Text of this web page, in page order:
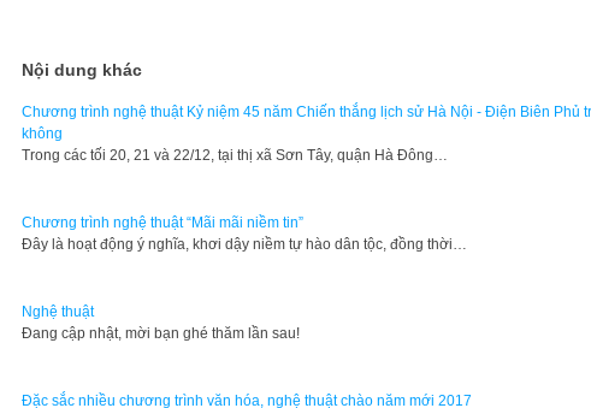
Nội dung khác
Chương trình nghệ thuật Kỷ niệm 45 năm Chiến thắng lịch sử Hà Nội - Điện Biên Phủ
không
Trong các tối 20, 21 và 22/12, tại thị xã Sơn Tây, quận Hà Đông…
Chương trình nghệ thuật “Mãi mãi niềm tin”
Đây là hoạt động ý nghĩa, khơi dậy niềm tự hào dân tộc, đồng thời…
Nghệ thuật
​Đang cập nhật, mời bạn ghé thăm lần sau!
Đặc sắc nhiều chương trình văn hóa, nghệ thuật chào năm mới 2017